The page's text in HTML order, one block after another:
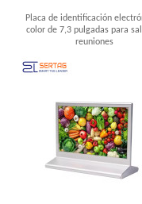
Placa de identificación
color de 7,3 pulgadas para
reuniones